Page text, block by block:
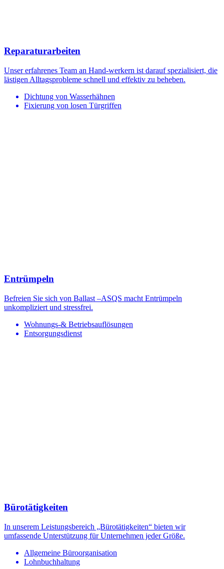
Reparaturarbeiten
Unser erfahrenes Team an Hand-werkern ist darauf spezialisiert, die
lästigen Alltagsprobleme schnell und effektiv zu beheben.
Dichtung von Wasserhähnen
Fixierung von losen Türgriffen
Entrümpeln
Befreien Sie sich von Ballast –ASQS macht Entrümpeln
unkompliziert und stressfrei.
Wohnungs-& Betriebsauflösungen
Entsorgungsdienst
Bürotätigkeiten
In unserem Leistungsbereich „Bürotätigkeiten“ bieten wir
umfassende Unterstützung für Unternehmen jeder Größe.
Allgemeine Büroorganisation
Lohnbuchhaltung